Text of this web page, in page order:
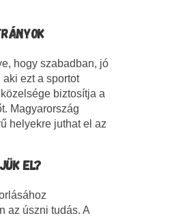
hogy szabadban, jó
aki ezt a sportot
biztosítja a
Magyarország
helyekre juthat el az
EL?
az úszni tudás. A